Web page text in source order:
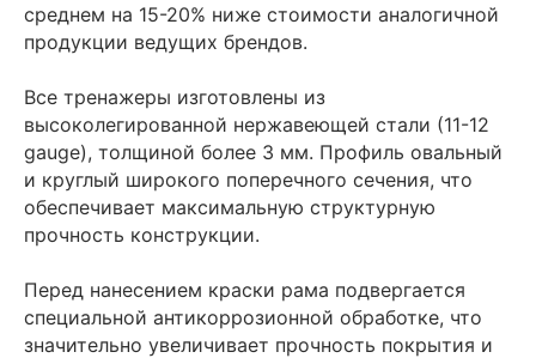
среднем на 15-20% ниже стоимости аналогичной
продукции ведущих брендов.
Все тренажеры изготовлены из
высоколегированной нержавеющей стали (11-12
gauge), толщиной более 3 мм. Профиль овальный
и круглый широкого поперечного сечения, что
обеспечивает максимальную структурную
прочность конструкции.
Перед нанесением краски рама подвергается
специальной антикоррозионной обработке, что
значительно увеличивает прочность покрытия и